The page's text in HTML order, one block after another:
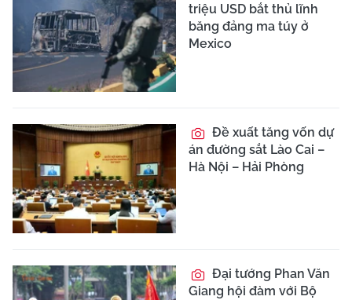
triệu USD bắt thủ lĩnh
băng đảng ma túy ở
Mexico
Đề xuất tăng vốn dự
án đường sắt Lào Cai –
Hà Nội – Hải Phòng
Đại tướng Phan Văn
Giang hội đàm với Bộ